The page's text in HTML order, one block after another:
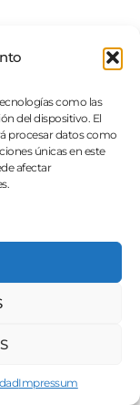
como las
del dispositivo. El
procesar datos como
únicas en este
afectar
Impressum